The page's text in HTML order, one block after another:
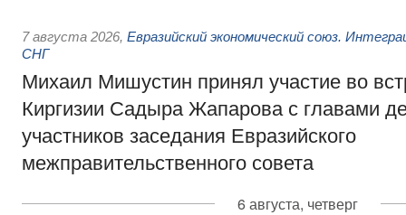
7 августа 2026, Евразийский экономический союз.
СНГ
Михаил Мишустин принял участие во
Киргизии Садыра Жапарова с главами
участников заседания Евразийского
межправительственного совета
6 августа, четверг